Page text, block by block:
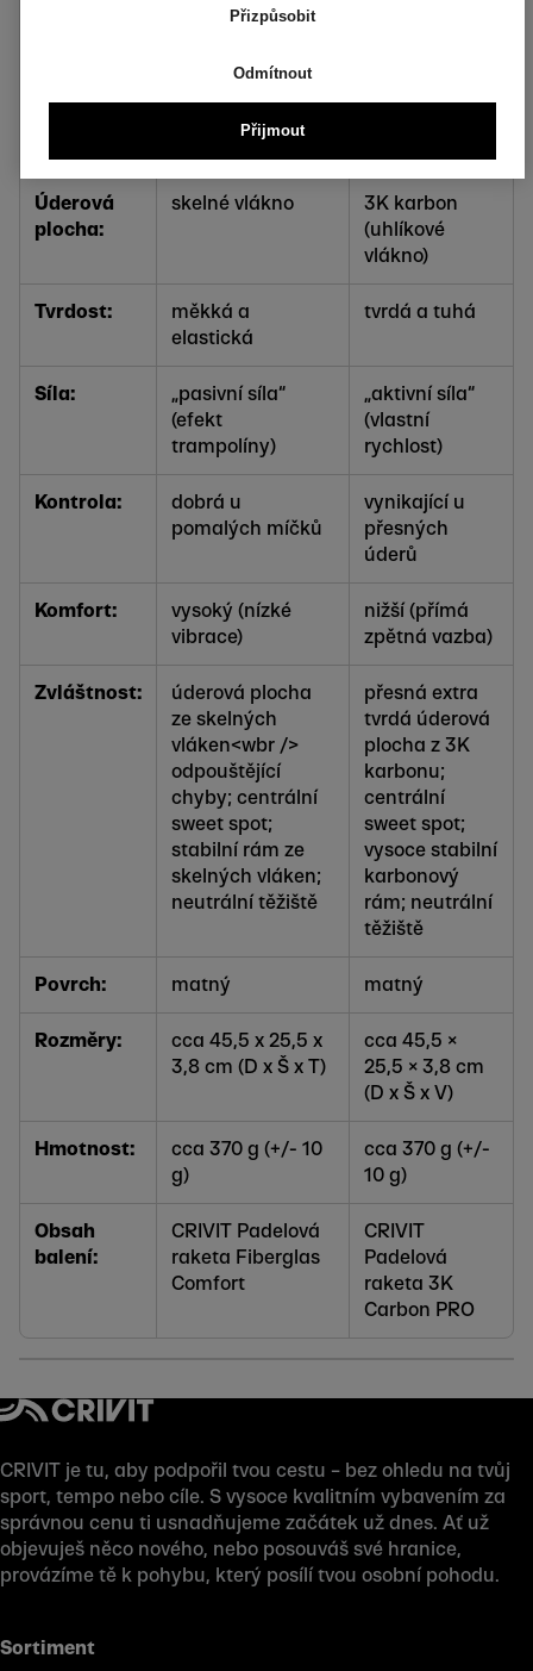
kapkovitá
(teardrop)
začátečníci a
Úderová
plocha:
skelné vlákno
3K karbon
(uhlíkové
vlákno)
Tvrdost:
měkká a
elastická
tvrdá a tuhá
Síla:
„pasivní síla“
(efekt
trampolíny)
„aktivní síla“
(vlastní
rychlost)
Kontrola:
dobrá u
pomalých míčků
vynikající u
přesných
úderů
Komfort:
vysoký (nízké
vibrace)
nižší (přímá
zpětná vazba)
Zvláštnost:
úderová plocha
ze skelných
vláken<wbr />
odpouštějící
chyby; centrální
sweet spot;
stabilní rám ze
skelných vláken;
neutrální těžiště
přesná extra
tvrdá úderová
plocha z 3K
karbonu;
centrální
sweet spot;
vysoce stabilní
karbonový
rám; neutrální
těžiště
Povrch: matný matný
Rozměry:
cca 45,5 x 25,5 x
3,8 cm (D x Š x T)
cca 45,5 ×
25,5 × 3,8 cm
(D x Š x V)
Hmotnost:
cca 370 g (+/- 10
g)
cca 370 g (+/-
10 g)
Obsah
balení:
CRIVIT Padelová
raketa Fiberglas
Comfort
CRIVIT
Padelová
raketa 3K
Carbon PRO
CRIVIT je tu, aby podpořil tvou cestu – bez ohledu na tvůj
sport, tempo nebo cíle. S vysoce kvalitním vybavením za
správnou cenu ti usnadňujeme začátek už dnes. Ať už
objevuješ něco nového, nebo posouváš své hranice,
provázíme tě k pohybu, který posílí tvou osobní pohodu.
Sortiment
Přizpůsobit
Odmítnout
Přijmout